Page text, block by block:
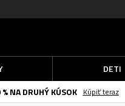
DETI
NA DRUHÝ KÚSOK
Kúpiť teraz